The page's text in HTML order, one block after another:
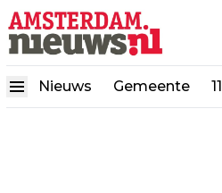
Nieuws Gemeente